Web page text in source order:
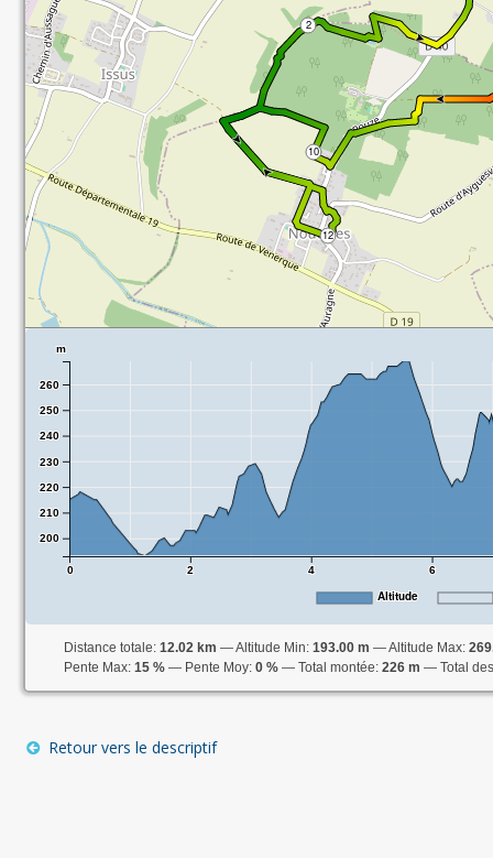
0 2 4 6
200
210
220
230
240
250
260
m
Altitude
Distance totale: 12.02 km Altitude Min: 193.00 m Altitude Max:
Pente Max: 15 % Pente Moy: 0 % Total montée: 226 m Total
Retour vers le descriptif